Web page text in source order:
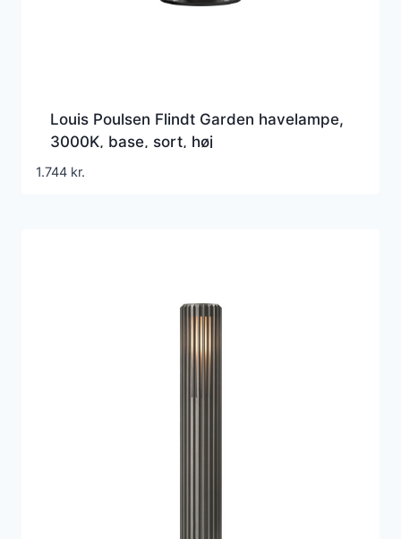
Louis Poulsen Flindt Garden havelampe,
3000K, base, sort, høj
1.744 kr.